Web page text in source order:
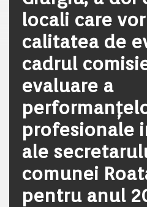
locali care
calitatea de
cadrul
evaluare a
profesionale
ale
comunei
pentru anul